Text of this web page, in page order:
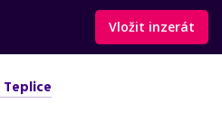
Vložit inzerát
Teplice